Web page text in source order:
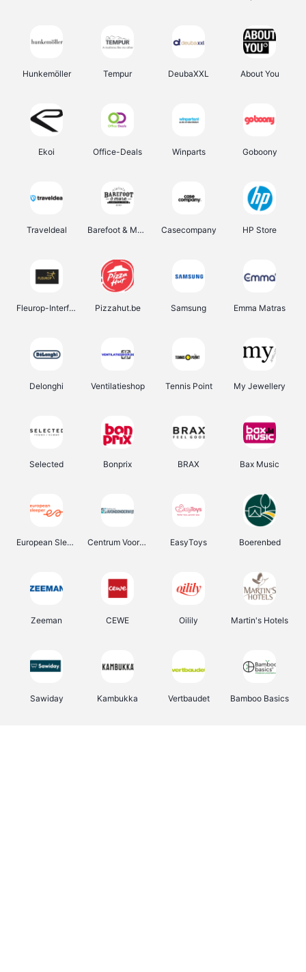
Hunkemöller Tempur DeubaXXL About You
Ekoi Office-Deals Winparts Goboony
Traveldeal Barefoot & More Casecompany HP Store
Fleurop-Interflora Pizzahut.be Samsung Emma Matras
Delonghi Ventilatieshop Tennis Point My Jewellery
Selected Bonprix BRAX Bax Music
European Sleeper Centrum Voor Avondonderwijs EasyToys Boerenbed
Zeeman CEWE Oilily Martin's Hotels
Sawiday Kambukka Vertbaudet Bamboo Basics